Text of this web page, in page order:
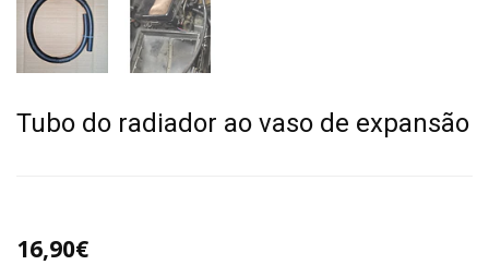
Tubo do radiador ao vaso de expansão
16,90€